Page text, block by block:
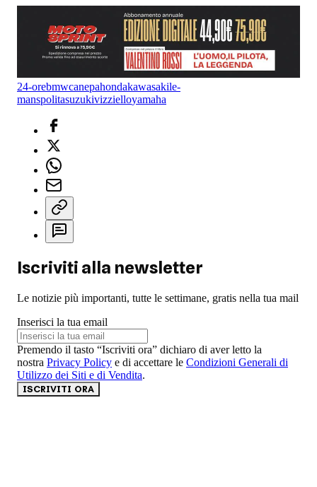
24-orebmwcanepahondakawasakile-
manspolitasuzukivizzielloyamaha
Iscriviti alla newsletter
Le notizie più importanti, tutte le settimane, gratis nella tua mail
Inserisci la tua email
Premendo il tasto “Iscriviti ora” dichiaro di aver letto la
nostra Privacy Policy e di accettare le Condizioni Generali di
Utilizzo dei Siti e di Vendita.
ISCRIVITI ORA